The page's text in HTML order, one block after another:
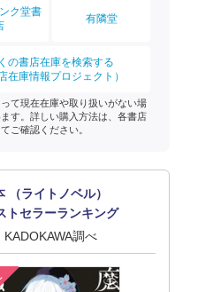
ク堂書
有隣堂
の書店在庫を検索する
在庫情報プロジェクト）
て現在在庫や取り扱いがない場
す。詳しい購入方法は、各書店
ご確認ください。
（ライトノベル）
トセラーランキング
KADOKAWA調べ